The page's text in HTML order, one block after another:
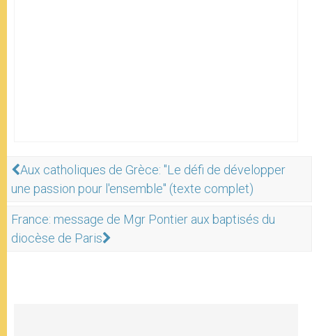
Aux catholiques de Grèce: "Le défi de développer
une passion pour l'ensemble" (texte complet)
France: message de Mgr Pontier aux baptisés du
diocèse de Paris